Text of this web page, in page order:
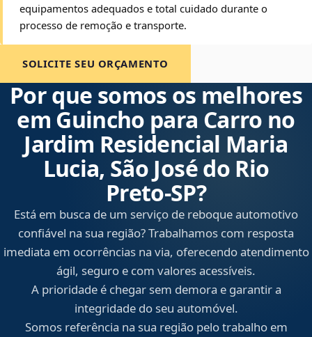
equipamentos adequados e total cuidado durante o
processo de remoção e transporte.
SOLICITE SEU ORÇAMENTO
Por que somos os melhores
em Guincho para Carro no
Jardim Residencial Maria
Lucia, São José do Rio
Preto‑SP?
Está em busca de um serviço de reboque automotivo
confiável na sua região? Trabalhamos com resposta
imediata em ocorrências na via, oferecendo atendimento
ágil, seguro e com valores acessíveis.
A prioridade é chegar sem demora e garantir a
integridade do seu automóvel.
Somos referência na sua região pelo trabalho em